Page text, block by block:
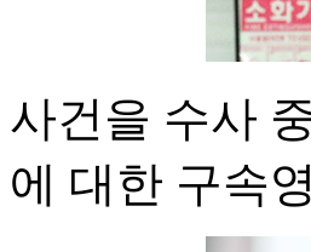
사건을 수사
에 대한 구속